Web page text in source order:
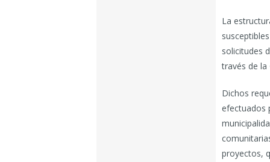
La
solicitudes
través de la
Dichos
efectuados
proyectos,